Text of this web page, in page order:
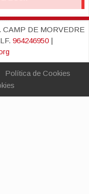
DE MORVEDRE
964246950|
Política de Cookies